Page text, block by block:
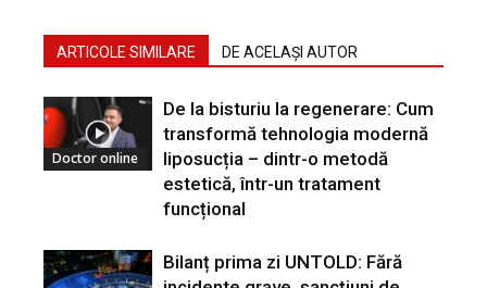
ARTICOLE SIMILARE DE ACELAȘI AUTOR
Doctor online
De la bisturiu la regenerare: Cum
transformă tehnologia modernă
liposucția – dintr-o metodă
estetică, într-un tratament
funcțional
Bilanț prima zi UNTOLD: Fără